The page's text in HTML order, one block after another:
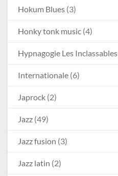
Hokum Blues (3)
Honky tonk music (4)
Hypnagogie Les Inclassables
Internationale (6)
Japrock (2)
Jazz (49)
Jazz fusion (3)
Jazz latin (2)